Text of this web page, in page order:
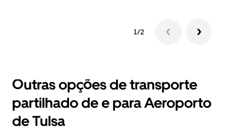
1/2
Outras opções de transporte
partilhado de e para Aeroporto
de Tulsa